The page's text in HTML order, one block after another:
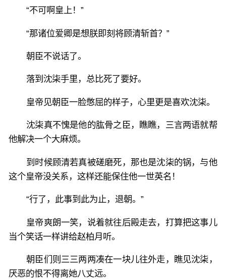
“不可啊皇上！”
“那诸位爱卿是想朕即刻将顾清斩首？”
朝臣不说话了。
落到沈柒手里，总比死了要好。
皇帝见朝臣一脸憋屈的样子，心里更是喜欢沈柒。
沈柒真不愧是他的肱骨之臣，瞧瞧，三言两语就帮
他解决一个大麻烦。
到时候顾清若真被磋磨死，那也是沈柒的锅，与他
这个皇帝没关系，这样还能保住他一世英名！
“行了，此事到此为止，退朝。”
皇帝爽朗一笑，说着就往后殿走去，打算把这事儿
当个笑话一样讲给赵柏月听。
朝臣们则三三两两凑在一块儿往外走，瞧见沈柒，
厌恶的恨不得离她八丈远。